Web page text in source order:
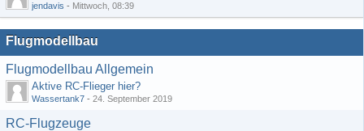
jendavis - Mittwoch, 08:39
Flugmodellbau
Flugmodellbau Allgemein
Aktive RC-Flieger hier?
Wassertank7 - 24. September 2019
RC-Flugzeuge